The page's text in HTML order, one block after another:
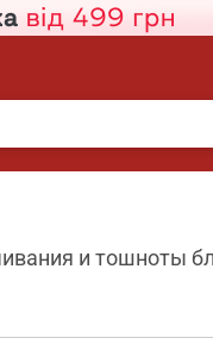
и тошноты